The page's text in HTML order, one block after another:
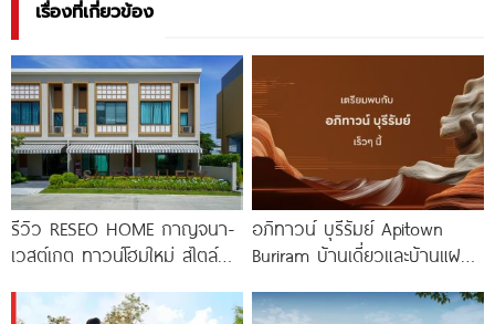
เรื่องที่เกี่ยวข้อง
รีวิว RESEO HOME กาญจนา-
เวสต์เกต ทาวน์โฮมใหม่ สไตล์
ลอย* ทำเลดี
อภิทาวน์ บุรีรัมย์ Apitown
Buriram บ้านเดี่ยวและบ้านแฝดซี
นางรอง พร้อม Fitness 24